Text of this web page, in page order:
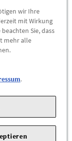
120 |
wir Ihre
mit Wirkung
Sie, dass
mehr alle
.